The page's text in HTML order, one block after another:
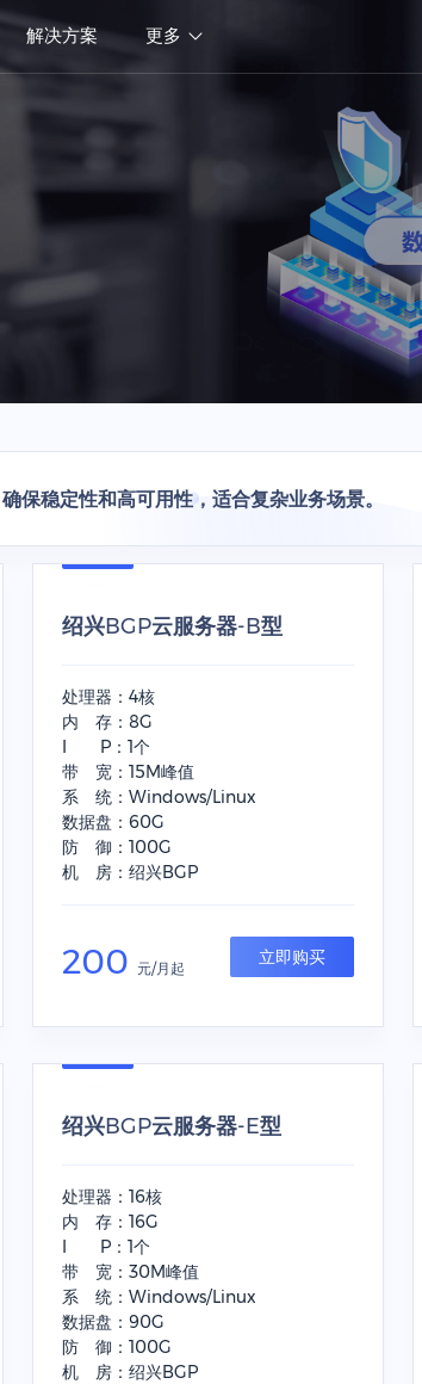
解决方案 更多
保稳定性和高可用性，适合复杂业务场景。
绍兴BGP云服务器-B型
处理器：4核
内 存：8G
I P：1个
带 宽：15M峰值
系 统：Windows/Linux
数据盘：60G
防 御：100G
机 房：绍兴BGP
200元/月起
立即购买
绍兴BGP云服务器-E型
处理器：16核
内 存：16G
I P：1个
带 宽：30M峰值
系 统：Windows/Linux
数据盘：90G
防 御：100G
机 房：绍兴BGP